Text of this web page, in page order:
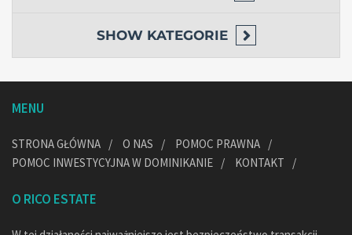
SHOW KATEGORIE
MENU
STRONA GŁÓWNA O NAS
POMOC PRAWNA
POMOC INWESTYCYJNA W DOMINIKANIE
KONTAKT
O RICO ESTATE